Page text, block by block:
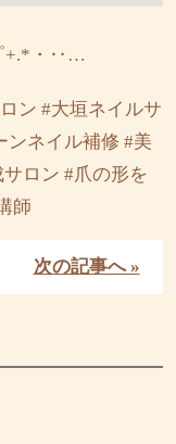
・‥…
ン #大垣ネイルサ
ンネイル補修 #美
ロン #爪の形を
師
次の記事へ »